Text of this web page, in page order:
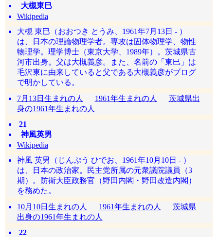
大槻東巳
Wikipedia
大槻 東巳（おおつき とうみ、1961年7月13日 - ）
は、日本の理論物理学者。専攻は固体物理学、物性
物理学。理学博士（東京大学、1989年）。茨城県古
河市出身。父は大槻義彦。また、名前の「東巳」は
毛沢東に由来していると父である大槻義彦がブログ
で明かしている。
7月13日生まれの人
1961年生まれの人
茨城県出
身の1961年生まれの人
21
神風英男
Wikipedia
神風 英男（じんぷう ひでお、1961年10月10日 - ）
は、日本の政治家。民主党所属の元衆議院議員（3
期）。防衛大臣政務官（野田内閣・野田改造内閣）
を務めた。
10月10日生まれの人
1961年生まれの人
茨城県
出身の1961年生まれの人
22